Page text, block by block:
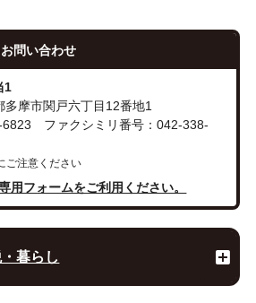
お問い合わせ
1
摩市関戸六丁目12番地1
6823 ファクシミリ番号：042-338-
ご注意ください
用フォームをご利用ください。
暮らし